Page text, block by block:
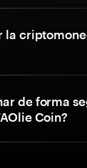
la
de forma
Coin?